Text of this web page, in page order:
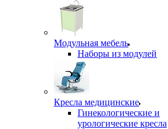
Модульная мебель
Наборы из модулей
Кресла медицинские
Гинекологические и
урологические кресла